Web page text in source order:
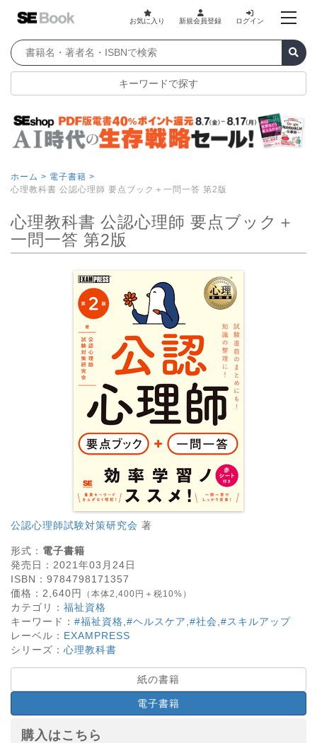
お気に入り 新規会員登録 ログイン
キーワードで探す
ホーム > 電子書籍 >
心理教科書 公認心理師 要点ブック＋一問一答 第2版
心理教科書 公認心理師 要点ブック＋
一問一答 第2版
公認心理師試験対策研究会 著
形式： 電子書籍
発売日： 2021年03月24日
ISBN： 9784798171357
価格： 2,640円 （本体2,400円＋税10%）
カテゴリ： 福祉資格
キーワード： #福祉資格 #ヘルスケア #社会 #スキルアップ
レーベル： EXAMPRESS
シリーズ： 心理教科書
紙の書籍
電子書籍
購入はこちら